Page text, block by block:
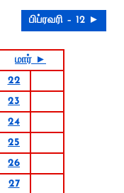
பிப்ரவரி – 12 ►
மார் ►
22
23
24
25
26
27